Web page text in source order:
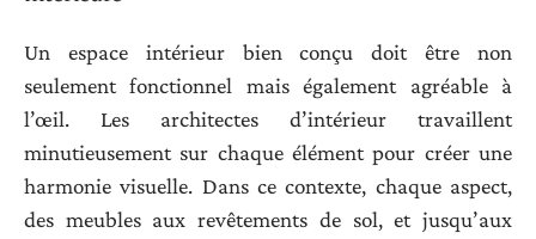
Un espace intérieur bien conçu doit être non
seulement fonctionnel mais également agréable à
l’œil. Les architectes d’intérieur travaillent
minutieusement sur chaque élément pour créer une
harmonie visuelle. Dans ce contexte, chaque aspect,
des meubles aux revêtements de sol, et jusqu’aux